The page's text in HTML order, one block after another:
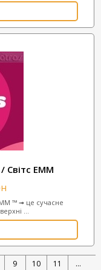
Світс ЕММ
™ ➟ це сучасне
...
9 10 11 ...